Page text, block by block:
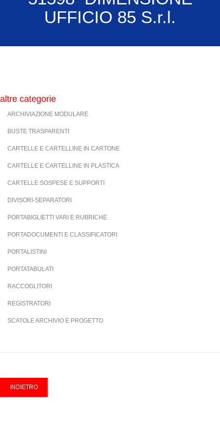
UFFICIO 85 S.r.l.
altre categorie
ARCHIVIAZIONE MODULARE
BUSTE TRASPARENTI
CARTELLE E CARTELLINE IN CARTONE
CARTELLE E CARTELLINE IN PLASTICA
CARTELLE SOSPESE E SUPPORTI
DIVISORI-SEPARATORI
PORTABIGLIETTI VARI E RUBRICHE
PORTADOCUMENTI E CLASSIFICATORI
PORTALISTINI
PORTATABULATI
RACCOGLITORI
REGISTRATORI
SCATOLE ARCHIVIO E PROGETTO